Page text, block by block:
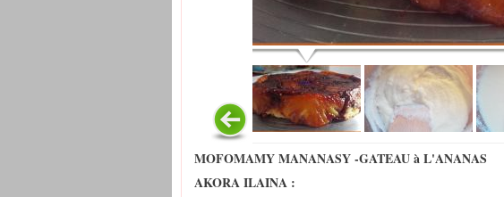
MOFOMAMY MANANASY -GATEAU à L'ANANAS
AKORA ILAINA :